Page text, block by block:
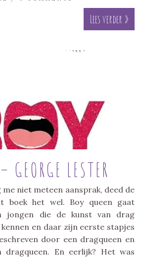
Lees verder »
GEORGE LESTER
niet meteen aansprak, deed de
boek het wel. Boy queen gaat
jongen die de kunst van drag
en daar zijn eerste stapjes
door een dragqueen en
dragqueen. En eerlijk? Het was